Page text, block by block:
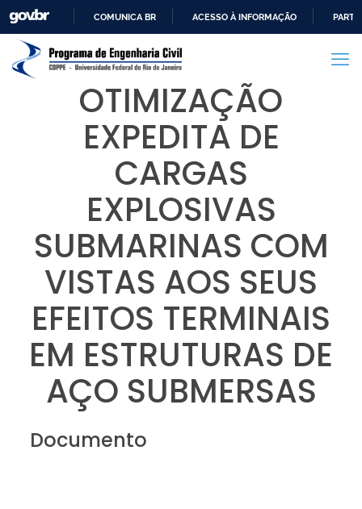
PARA
CONTEÚDO
COMUNICA BR ACESSO À INFORMAÇÃO
OTIMIZAÇÃO
EXPEDITA DE
CARGAS
EXPLOSIVAS
SUBMARINAS COM
VISTAS AOS SEUS
EFEITOS TERMINAIS
EM ESTRUTURAS DE
AÇO SUBMERSAS
Documento